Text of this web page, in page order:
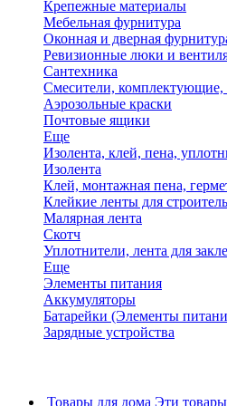
Крепежные материалы
Мебельная фурнитура
Оконная и дверная
Ревизионные люки и
Сантехника
Смесители, комплектующие,
Аэрозольные краски
Почтовые ящики
Еще
Изолента, клей, пена,
Изолента
Клей, монтажная пена,
Клейкие ленты для
Малярная лента
Скотч
Уплотнители, лента для
Еще
Элементы питания
Аккумуляторы
Батарейки (Элементы
Зарядные устройства
Товары для дома Эти